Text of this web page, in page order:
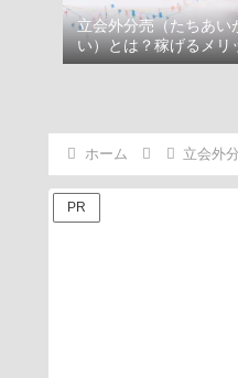
立会外分売（たちあい
い）とは？稼げるメリ
リット
ホーム 立会外
PR